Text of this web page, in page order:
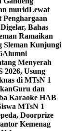
muridLewat
Bahas
Ramaikan
Sleman Kunjungi
Alumni
Menyerah
2026, Usung
di MTsN 1
Guru dan
Karaoke HAB
MTsN 1
Doorprize
Kemenag